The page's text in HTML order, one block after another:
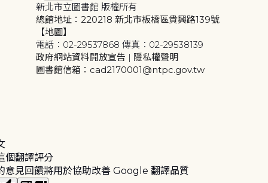
新北市立圖書館 版權所有
總館地址：220218 新北市板橋區貴興路139號
【地圖】
電話：02-29537868 傳真：02-29538139
政府網站資料開放宣告 | 隱私權聲明
圖書館信箱：cad2170001@ntpc.gov.tw
個翻譯評分
意見回饋將用於協助改善 Google 翻譯品質